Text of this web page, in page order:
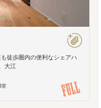
徒歩圏内の便利なシェアハ
大江
室